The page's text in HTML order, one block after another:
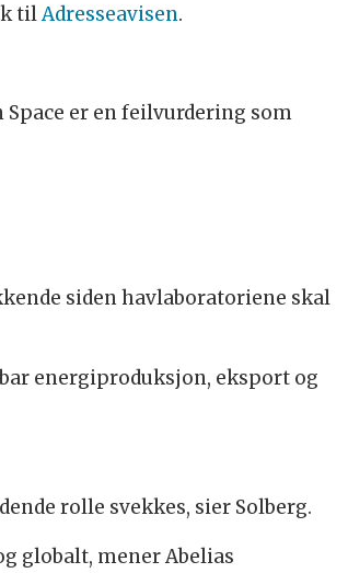
tilAdresseavisen.
Space er en feilvurdering som
siden havlaboratoriene skal
energiproduksjon, eksport og
rolle svekkes, sier Solberg.
globalt, mener Abelias